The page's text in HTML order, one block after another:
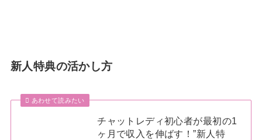
新人特典の活かし方
あわせて読みたい
チャットレディ初心者が最初の1
ヶ月で収入を伸ばす！”新人特